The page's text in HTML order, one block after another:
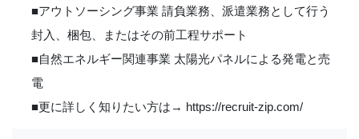
■アウトソーシング事業 請負業務、派遣業務として行う
封入、梱包、またはその前工程サポート
■自然エネルギー関連事業 太陽光パネルによる発電と売
電
■更に詳しく知りたい方は→ https://recruit-zip.com/